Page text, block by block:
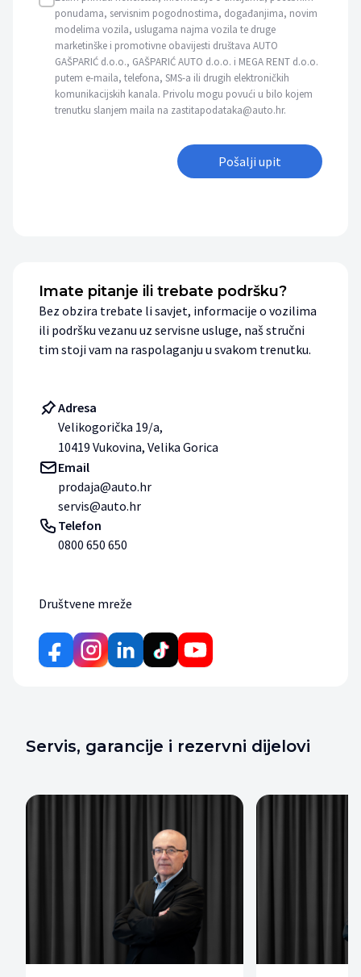
ponudama, servisnim pogodnostima, događanjima, novim
modelima vozila, uslugama najma vozila te druge
marketinške i promotivne obavijesti društava AUTO
GAŠPARIĆ d.o.o., GAŠPARIĆ AUTO d.o.o. i MEGA RENT d.o.o.
putem e-maila, telefona, SMS-a ili drugih elektroničkih
komunikacijskih kanala. Privolu mogu povući u bilo kojem
trenutku slanjem maila na zastitapodataka@auto.hr.
Pošalji upit
Imate pitanje ili trebate podršku?
Bez obzira trebate li savjet, informacije o vozilima
ili podršku vezanu uz servisne usluge, naš stručni
tim stoji vam na raspolaganju u svakom trenutku.
Adresa
Velikogorička 19/a,
10419 Vukovina, Velika Gorica
Email
prodaja@auto.hr
servis@auto.hr
Telefon
0800 650 650
Društvene mreže
Servis, garancije i rezervni dijelovi